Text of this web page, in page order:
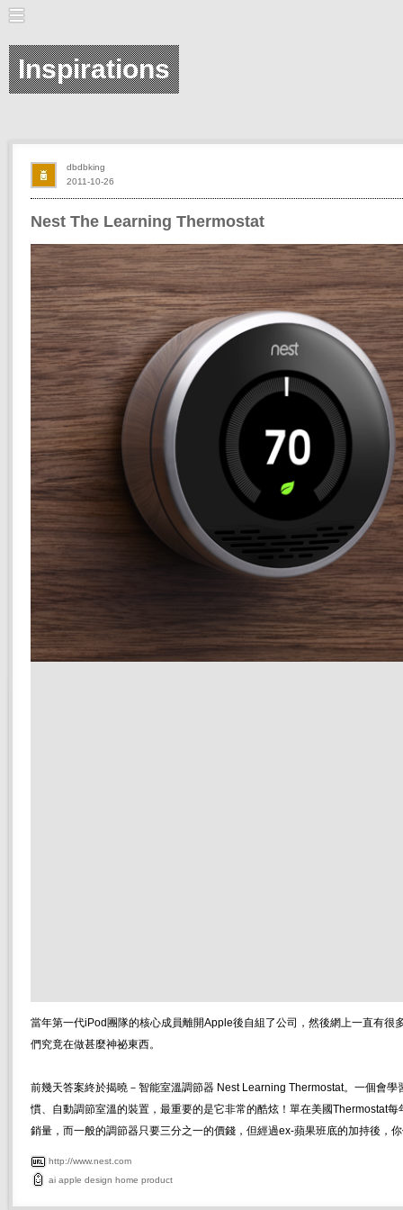
Inspirations
Nest The Learning Thermostat
當年第一代iPod團隊的核心成員離開Apple後自組了公司，然後網上一直有很
們究竟在做甚麼神祕東西。
前幾天答案終於揭曉－智能室溫調節器 Nest Learning Thermostat。一個會學
慣、自動調節室溫的裝置，最重要的是它非常的酷炫！單在美國Thermostat每
銷量，而一般的調節器只要三分之一的價錢，但經過ex-蘋果班底的加持後，
http://www.nest.com
ai apple design home product
2011-10-26
dbdbking